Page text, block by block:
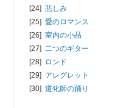
[24] 悲しみ
[25] 愛のロマンス
[26] 室内の小品
[27] 二つのギター
[28] ロンド
[29] アレグレット
[30] 道化師の踊り